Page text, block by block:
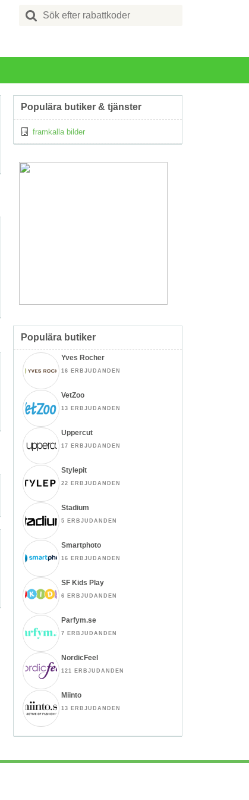
Search
for:
Populära butiker & tjänster
framkalla bilder
Populära butiker
Yves Rocher
16 ERBJUDANDEN
VetZoo
13 ERBJUDANDEN
Uppercut
17 ERBJUDANDEN
Stylepit
22 ERBJUDANDEN
Stadium
5 ERBJUDANDEN
Smartphoto
16 ERBJUDANDEN
SF Kids Play
6 ERBJUDANDEN
Parfym.se
7 ERBJUDANDEN
NordicFeel
121 ERBJUDANDEN
Miinto
13 ERBJUDANDEN